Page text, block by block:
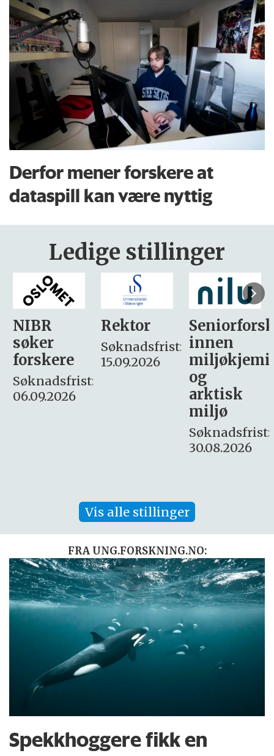
Derfor mener forskere at
dataspill kan være nyttig
Ledige stillinger
Rektor
Søknadsfrist:
15.09.2026
Seniorforsker
innen
miljøkjemi
søker
– fast
Søknadsfrist:
16. august.
Vis alle stillinger
FRA UNG.FORSKNING.NO:
Spekkhoggere fikk en